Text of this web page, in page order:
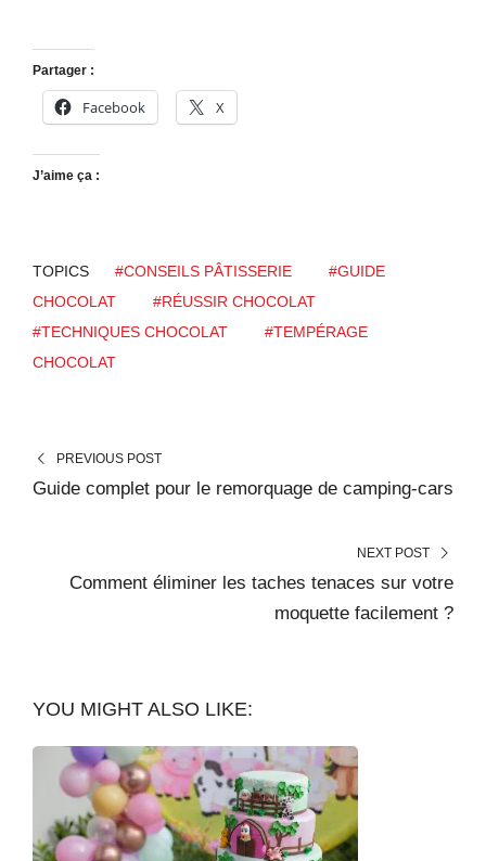
Partager :
Facebook X
J’aime ça :
TOPICS #CONSEILS PÂTISSERIE
#GUIDE
CHOCOLAT
#RÉUSSIR CHOCOLAT
#TECHNIQUES CHOCOLAT
#TEMPÉRAGE
CHOCOLAT
PREVIOUS POST
Guide complet pour le remorquage de camping-cars
NEXT POST
Comment éliminer les taches tenaces sur votre
moquette facilement ?
YOU MIGHT ALSO LIKE: